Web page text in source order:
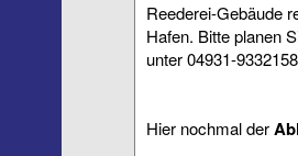
Reederei-Gebäude
Hafen. Bitte planen
unter 04931-
Hier nochmal der